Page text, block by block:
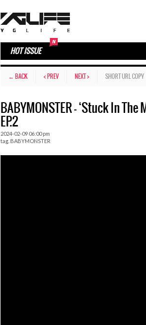
HOT ISSUE
← BACK < PREV NEXT > SHORT URL COPY
BABYMONSTER – ‘Stuck In
EP.2
2024-02-09 06:00 pm
tag. BABYMONSTER